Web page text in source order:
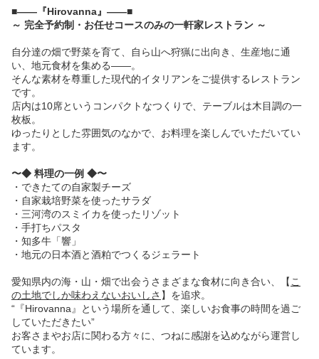
■――『Hirovanna』――■
～ 完全予約制・お任せコースのみの一軒家レストラン ～
自分達の畑で野菜を育て、自ら山へ狩猟に出向き、生産地に通
い、地元食材を集める――。
そんな素材を尊重した現代的イタリアンをご提供するレストラン
です。
店内は10席というコンパクトなつくりで、テーブルは木目調の一
枚板。
ゆったりとした雰囲気のなかで、お料理を楽しんでいただいてい
ます。
〜◆ 料理の一例 ◆〜
・できたての自家製チーズ
・自家栽培野菜を使ったサラダ
・三河湾のスミイカを使ったリゾット
・手打ちパスタ
・知多牛「響」
・地元の日本酒と酒粕でつくるジェラート
愛知県内の海・山・畑で出会うさまざまな食材に向き合い、【 こ
の土地でしか味わえないおいしさ 】を追求。
“『Hirovanna』という場所を通して、楽しいお食事の時間を過ご
していただきたい”
お客さまやお店に関わる方々に、つねに感謝を込めながら運営し
ています。